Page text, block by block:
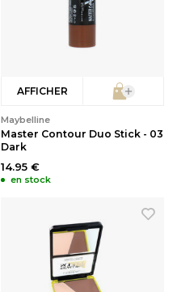
AFFICHER
Maybelline
Master Contour Duo Stick - 03
Dark
14.95 €
en stock